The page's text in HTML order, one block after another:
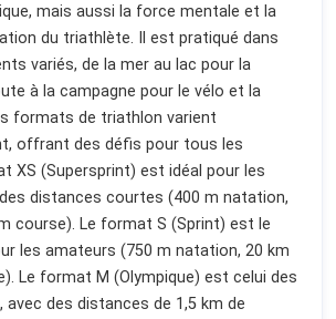
mais aussi la force mentale et la
du triathlète. Il est pratiqué dans
variés, de la mer au lac pour la
à la campagne pour le vélo et la
formats de triathlon varient
offrant des défis pour tous les
XS (Supersprint) est idéal pour les
distances courtes (400 m natation,
course). Le format S (Sprint) est le
les amateurs (750 m natation, 20 km
Le format M (Olympique) est celui des
avec des distances de 1,5 km de